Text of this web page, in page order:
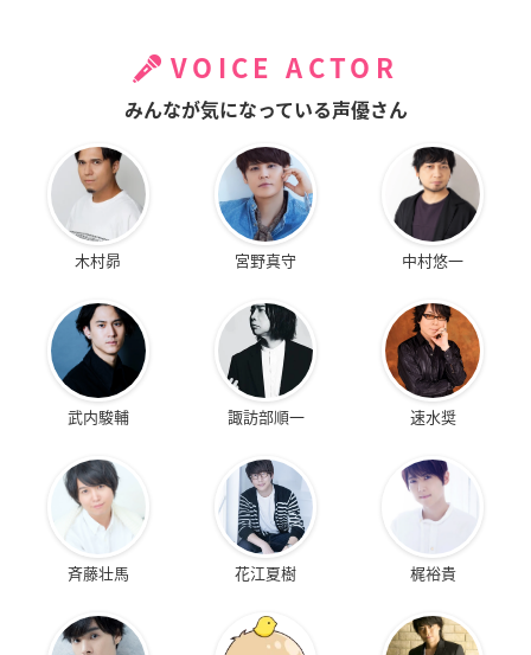
VOICE ACTOR
みんなが気になっている声優さん
木村昴 宮野真守 中村悠一
武内駿輔 諏訪部順一 速水奨
斉藤壮馬 花江夏樹 梶裕貴